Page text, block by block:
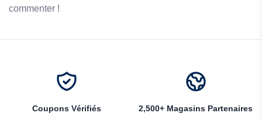
commenter !
Coupons Vérifiés 2,500+ Magasins Partenaires